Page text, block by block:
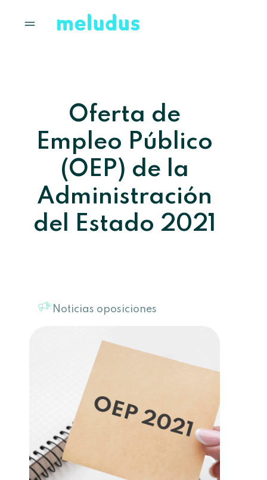
Oferta de
Empleo Público
(OEP) de la
Administración
del Estado 2021
Noticias oposiciones